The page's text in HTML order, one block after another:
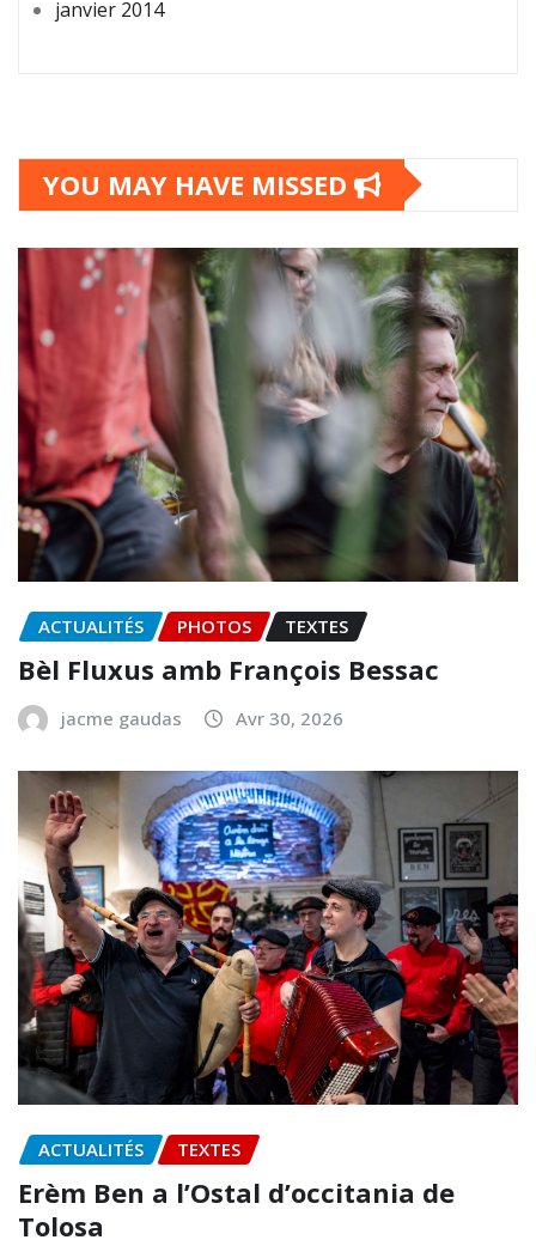
janvier 2014
YOU MAY HAVE MISSED
ACTUALITÉS PHOTOS TEXTES
Bèl Fluxus amb François Bessac
jacme gaudas Avr 30, 2026
ACTUALITÉS TEXTES
Erèm Ben a l’Ostal d’occitania de
Tolosa